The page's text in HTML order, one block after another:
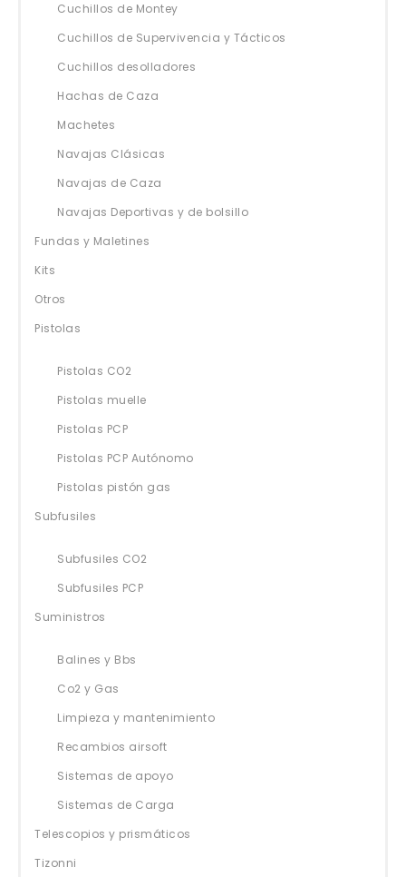
Cuchillos de Montey
Cuchillos de Supervivencia y Tácticos
Cuchillos desolladores
Hachas de Caza
Machetes
Navajas Clásicas
Navajas de Caza
Navajas Deportivas y de bolsillo
Fundas y Maletines
Kits
Otros
Pistolas
Pistolas CO2
Pistolas muelle
Pistolas PCP
Pistolas PCP Autónomo
Pistolas pistón gas
Subfusiles
Subfusiles CO2
Subfusiles PCP
Suministros
Balines y Bbs
Co2 y Gas
Limpieza y mantenimiento
Recambios airsoft
Sistemas de apoyo
Sistemas de Carga
Telescopios y prismáticos
Tizonni